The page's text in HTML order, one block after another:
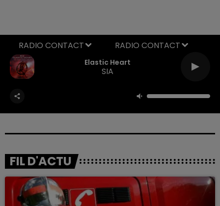
Elastic Heart
SIA
RADIO CONTACT
FIL D'ACTU